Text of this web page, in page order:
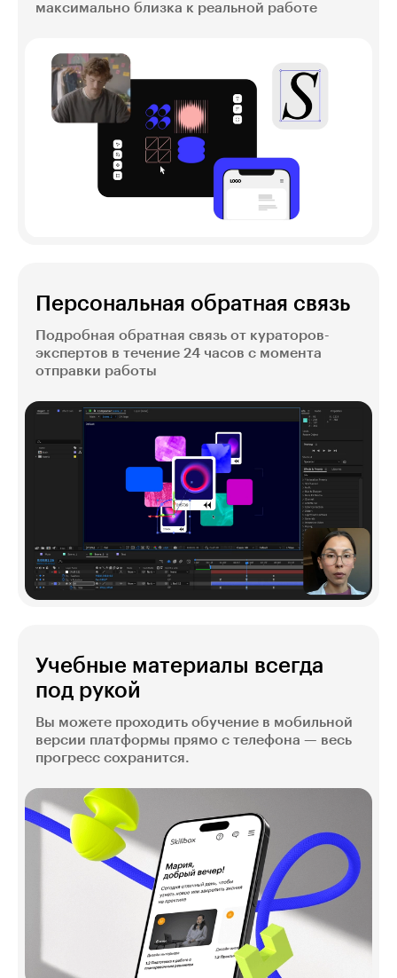
максимально близка к реальной работе
Персональная обратная связь
Подробная обратная связь от кураторов-
экспертов в течение 24 часов с момента
отправки работы
Учебные материалы всегда
под рукой
Вы можете проходить обучение в мобильной
версии платформы прямо с телефона — весь
прогресс сохранится.